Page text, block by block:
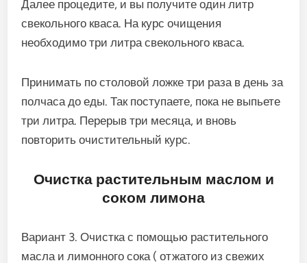
Далее процедите, и вы получите один литр
свекольного кваса. На курс очищения
необходимо три литра свекольного кваса.
Принимать по столовой ложке три раза в день за
полчаса до еды. Так поступаете, пока не выпьете
три литра. Перерыв три месяца, и вновь
повторить очистительный курс.
Очистка растительным маслом и
соком лимона
Вариант 3. Очистка с помощью растительного
масла и лимонного сока ( отжатого из свежих